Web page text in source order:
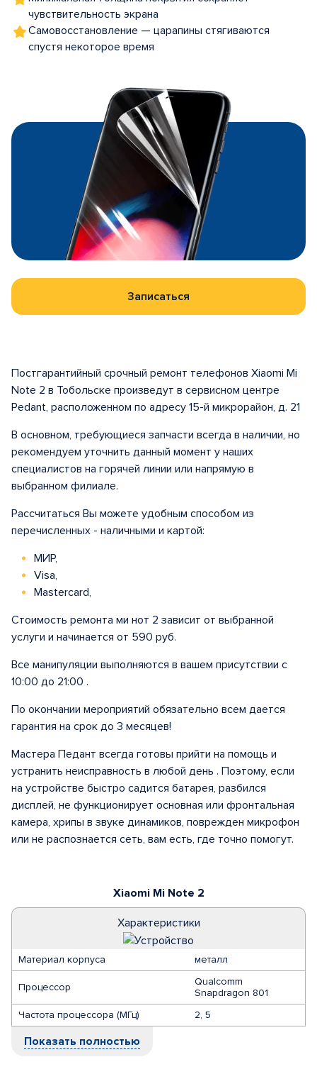
чувствительность экрана
Самовосстановление — царапины стягиваются
спустя некоторое время
Записаться
Xiaomi Mi Note 2
Характеристики
Материал корпуса металл
Процессор
Qualcomm
Snapdragon 801
Частота процессора (МГц)
2, 5
Показать полностью
Постгарантийный срочный ремонт телефонов Xiaomi Mi
Note 2 в Тобольске произведут в сервисном центре
Pedant, расположенном по адресу 15-й микрорайон, д. 21
В основном, требующиеся запчасти всегда в наличии, но
рекомендуем уточнить данный момент у наших
специалистов на горячей линии или напрямую в
выбранном филиале.
Рассчитаться Вы можете удобным способом из
перечисленных - наличными и картой:
МИР,
Visa,
Mastercard,
Стоимость ремонта ми нот 2 зависит от выбранной
услуги и начинается от 590 руб.
Все манипуляции выполняются в вашем присутствии с
10:00 до 21:00 .
По окончании мероприятий обязательно всем дается
гарантия на срок до 3 месяцев!
Мастера Педант всегда готовы прийти на помощь и
устранить неисправность в любой день . Поэтому, если
на устройстве быстро садится батарея, разбился
дисплей, не функционирует основная или фронтальная
камера, хрипы в звуке динамиков, поврежден микрофон
или не распознается сеть, вам есть, где точно помогут.